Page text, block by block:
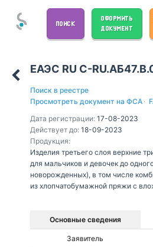
ПОИСК
ОФОРМИТЬ
ДОКУМЕНТ
ЕАЭС RU С-
Поиск в реестре
Просмотреть документ на ФСА ·
Дата регистрации: 17-08-2023
Действует до: 18-09-2023
Продукция:
Изделия третьего слоя верхние
для мальчиков и девочек до
новорожденных), в том числе
из хлопчатобумажной пряжи с
(пряжей), на подкладке из
пряжи с вложением синтетических
хлопчатобумажной пряжи в смеси с
Основные сведения
Заявитель